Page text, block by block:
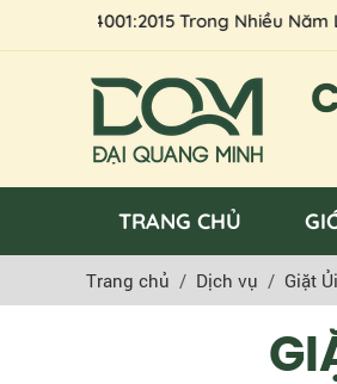
- 14001:2015 Trong Nhiều Năm Liền
TRANG CHỦ
Trang chủ Dịch vụ Giặt